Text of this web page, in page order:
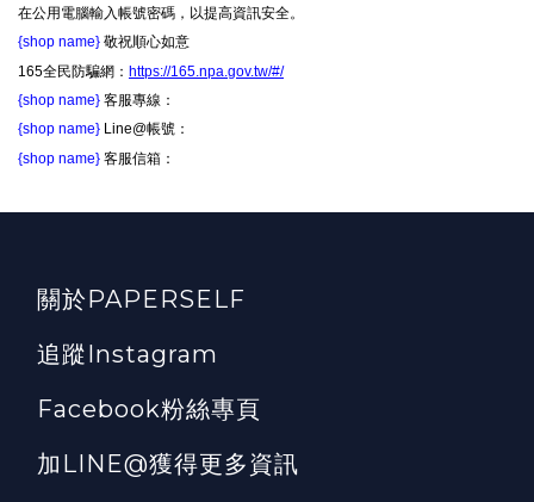
在公用電腦輸入帳號密碼，以提高資訊安全。
{shop name} 敬祝順心如意
165全民防騙網： https://165.npa.gov.tw/#/
{shop name} 客服專線：
{shop name} Line@帳號：
{shop name} 客服信箱：
關於PAPERSELF
追蹤Instagram
Facebook粉絲專頁
加LINE@獲得更多資訊